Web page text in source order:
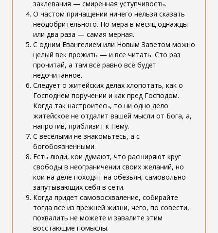
заклевания — смиренная уступчивость.
О частом причащении ничего нельзя сказать
неодобрительного. Но мера в месяц однажды
или два раза — самая мерная.
С одним Евангелием или Новым Заветом можно
целый век прожить — и все читать. Сто раз
прочитай, а там всё равно всё будет
недочитанное.
Следует о житейских делах хлопотать, как о
Господнем поручении и как пред Господом.
Когда так настроитесь, то ни одно дело
житейское не отдалит вашей мысли от Бога, а,
напротив, приблизит к Нему.
С весёлыми не знакомьтесь, а с
богобоязненными.
Есть люди, кои думают, что расширяют круг
свободы в неограничении своих желаний, но
кои на деле походят на обезьян, самовольно
запутывающих себя в сети.
Когда придет самовосхваление, собирайте
тогда все из прежней жизни, чего, по совести,
похвалить не можете и завалите этим
восстающие помыслы.